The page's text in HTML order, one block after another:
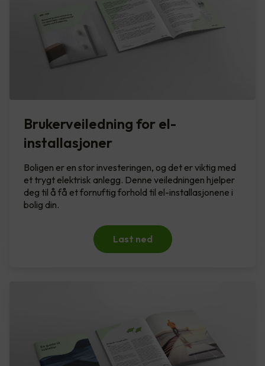
Brukerveiledning for el-
installasjoner
Boligen er en stor investeringen, og det er viktig med
et trygt elektrisk anlegg. Denne veiledningen hjelper
deg til å få et fornuftig forhold til el-installasjonene i
bolig din.
Last ned